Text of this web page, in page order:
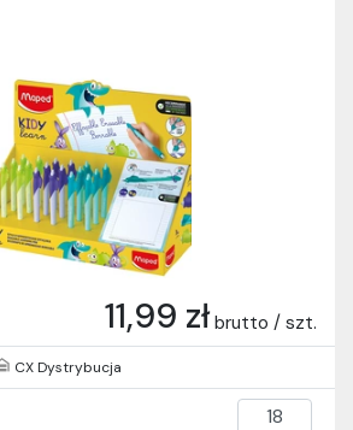
11,99 zł brutto / szt.
CX Dystrybucja